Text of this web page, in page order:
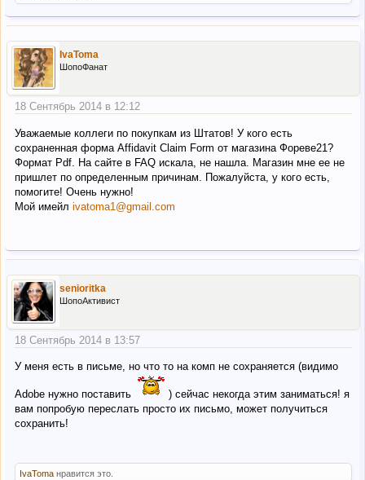
IvaToma
ШопоФанат
18 Сентябрь 2014 в 12:12
Уважаемые коллеги по покупкам из Штатов! У кого есть
сохраненная форма Affidavit Claim Form от магазина Фореве21?
Формат Pdf. На сайте в FAQ искала, не нашла. Магазин мне ее не
пришлет по определенным причинам. Пожалуйста, у кого есть,
помогите! Очень нужно!
Мой имейл ivatoma1@gmail.com
senioritka
ШопоАктивист
18 Сентябрь 2014 в 13:57
У меня есть в письме, но что то на комп не сохраняется (видимо
Adobe нужно поставить
) сейчас некогда этим заниматься! я
вам попробую переслать просто их письмо, может получиться
сохранить!
IvaToma нравится это.